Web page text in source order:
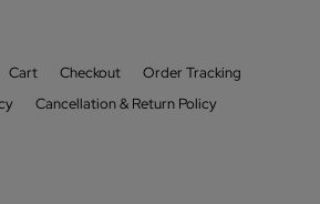
Cart Checkout
Order Tracking
Cancellation & Return Policy